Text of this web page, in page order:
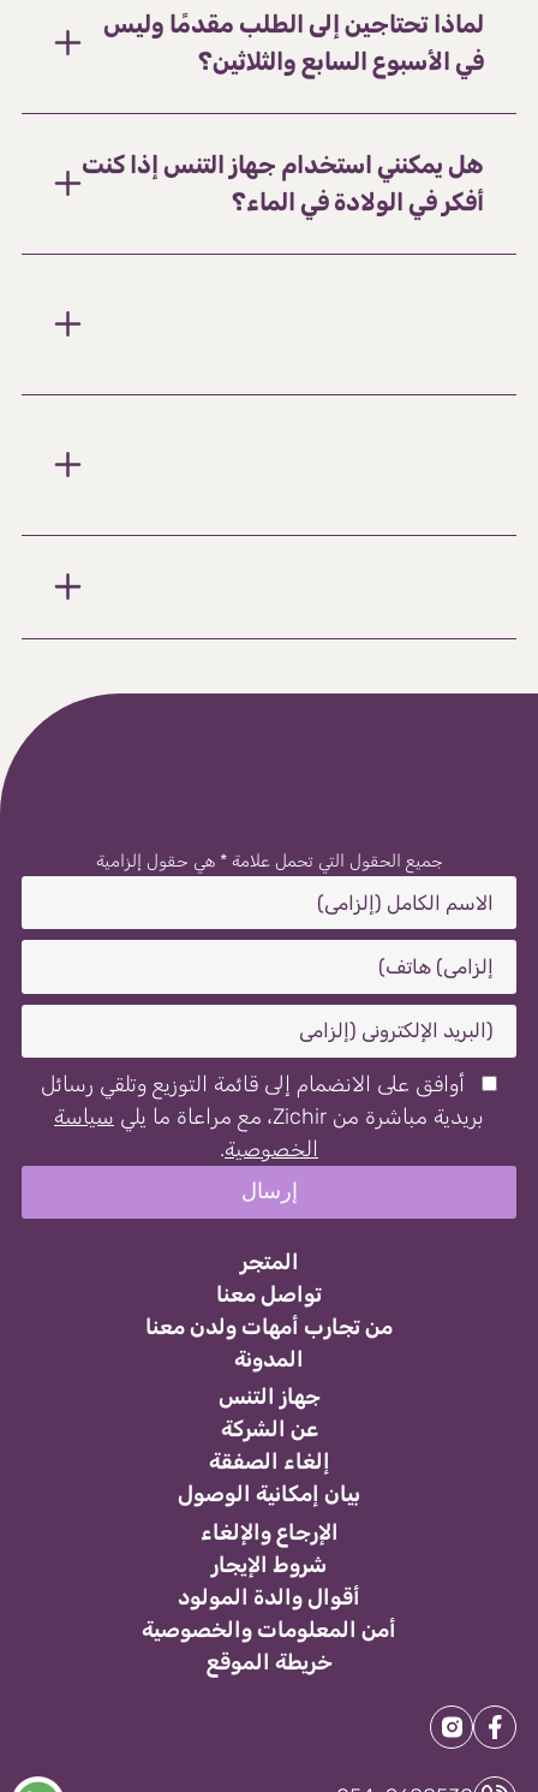
لماذا تحتاجين إلى الطلب مقدمًا وليس
في الأسبوع السابع والثلاثين؟
هل يمكنني استخدام جهاز التنس إذا كنت
أفكر في الولادة في الماء؟
المتجر
تواصل معنا
من تجارب أمهات ولدن معنا
المدونة
جهاز التنس
عن الشركة
إلغاء الصفقة
بيان إمكانية الوصول
الإرجاع والإلغاء
شروط الإيجار
أقوال والدة المولود
أمن المعلومات والخصوصية
خريطة الموقع
جميع الحقول التي تحمل علامة * هي حقول إلزامية
أوافق على الانضمام إلى قائمة التوزيع وتلقي رسائل
بريدية مباشرة من Zichir، مع مراعاة ما يلي
سياسة
الخصوصية.